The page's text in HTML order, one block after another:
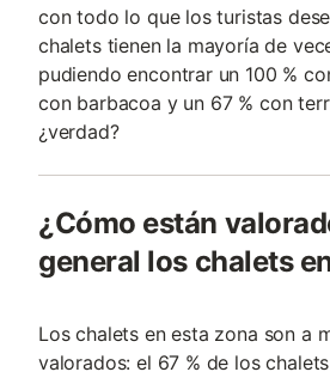
con todo lo que los turistas
chalets tienen la mayoría de
pudiendo encontrar un 100 %
con barbacoa y un 67 % con
¿verdad?
¿Cómo están
general los chalets
Los chalets en esta zona son a
valorados: el 67 % de los